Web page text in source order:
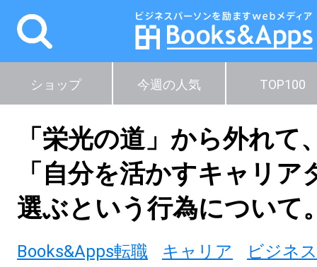
ショップ 今週の人気 TOP100
「栄光の道」から外れて
「自分を活かすキャリア
選ぶという行為について
Books&Apps転職 キャリア
ビジネ